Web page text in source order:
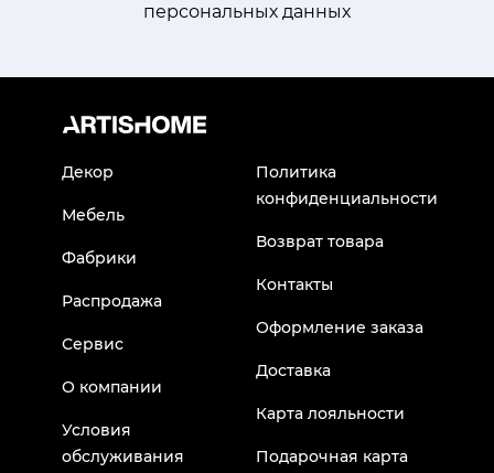
персональных данных
Декор
Мебель
Фабрики
Распродажа
Сервис
О компании
Условия
обслуживания
Политика
конфиденциальности
Возврат товара
Контакты
Оформление заказа
Доставка
Карта лояльности
Подарочная карта